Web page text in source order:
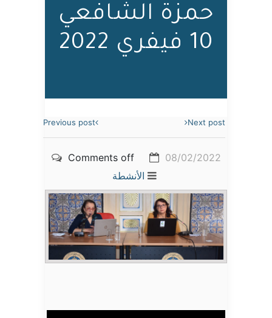
حمزة الشافعي
10 فيفري 2022
Previous post Next post
08/02/2022
Comments off
الأنشطة